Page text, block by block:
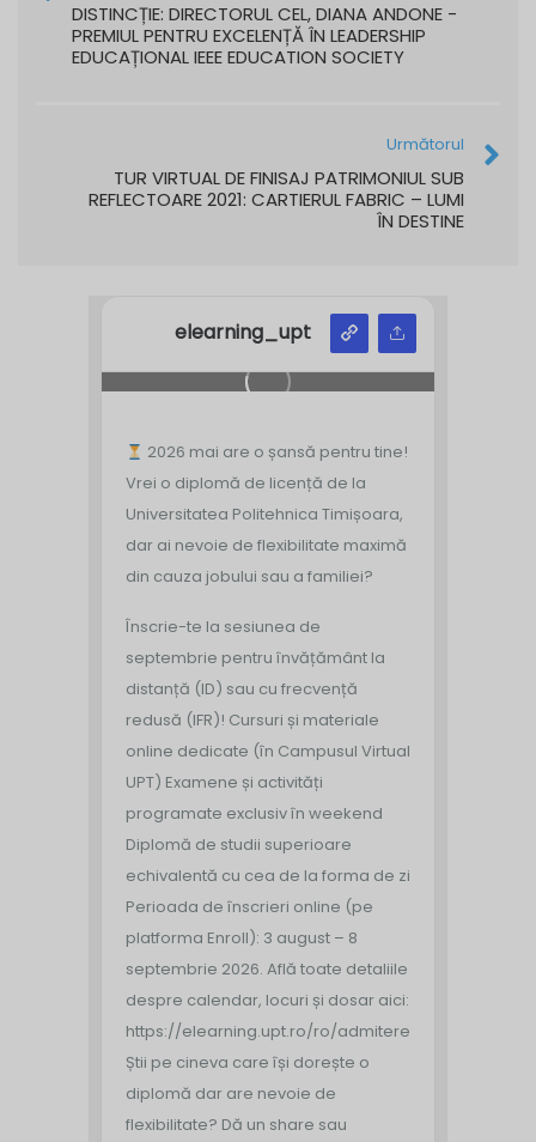
DISTINCȚIE: DIRECTORUL CEL, DIANA ANDONE -
PREMIUL PENTRU EXCELENȚĂ ÎN LEADERSHIP
EDUCAȚIONAL IEEE EDUCATION SOCIETY
Următorul
TUR VIRTUAL DE FINISAJ PATRIMONIUL SUB
REFLECTOARE 2021: CARTIERUL FABRIC – LUMI
ÎN DESTINE
elearning_upt
2026 mai are o șansă pentru tine!
Vrei o diplomă de licență de la
Universitatea Politehnica Timișoara,
dar ai nevoie de flexibilitate maximă
din cauza jobului sau a familiei?
Înscrie-te la sesiunea de
septembrie pentru învățământ la
distanță (ID) sau cu frecvență
redusă (IFR)! Cursuri și materiale
online dedicate (în Campusul Virtual
UPT) Examene și activități
programate exclusiv în weekend
Diplomă de studii superioare
echivalentă cu cea de la forma de zi
Perioada de înscrieri online (pe
platforma Enroll): 3 august – 8
septembrie 2026. Află toate detaliile
despre calendar, locuri și dosar aici:
https://elearning.upt.ro/ro/admitere/
Știi pe cineva care își dorește o
diplomă dar are nevoie de
flexibilitate? Dă un share sau